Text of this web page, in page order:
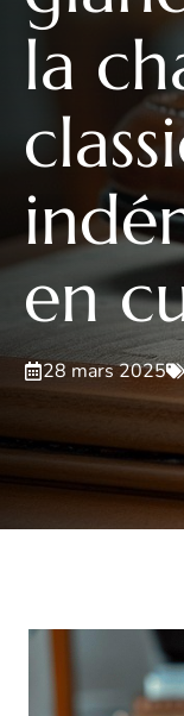
la
en
28 mars 2025